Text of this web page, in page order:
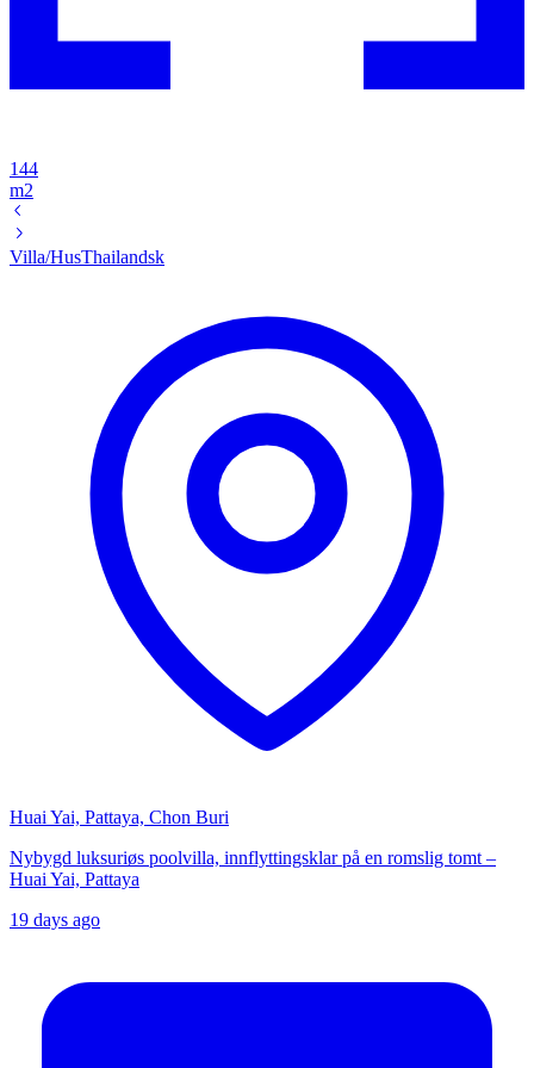
144
m2
Villa/HusThailandsk
Huai Yai, Pattaya, Chon Buri
Nybygd luksuriøs poolvilla, innflyttingsklar på en romslig tomt –
Huai Yai, Pattaya
19 days ago